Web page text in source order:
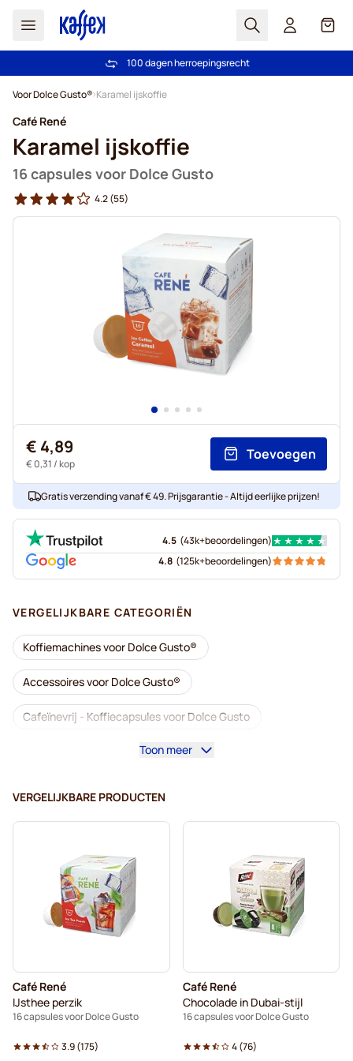
Zoek Cart
Gratis verzending vanaf € 49
100 dagen herroepingsrecht
Voor Dolce Gusto® Karamel ijskoffie
Café René
Karamel ijskoffie
16 capsules voor Dolce Gusto
4.2(55)
€ 4,89
€ 0,31 / kop
Toevoegen
Gratis verzending vanaf € 49. Prijsgarantie - Altijd eerlijke prijzen!
4.5 (43k+beoordelingen)
4.8 (125k+beoordelingen)
VERGELIJKBARE CATEGORIËN
Koffiemachines voor Dolce Gusto®
Accessoires voor Dolce Gusto®
Cafeïnevrij - Koffiecapsules voor Dolce Gusto
Ontkalken en onderhoud voor Dolce Gusto
Café René - Koffiecapsules voor Dolce Gusto
Caffè Borbone voor Dolce Gusto
Dolce Vita - Capsules voor Dolce Gusto
Capsules voor Dolce Gusto®
Voor Dolce Gusto® Nescafé Dolce Gusto capsules
Toon meer
VERGELIJKBARE PRODUCTEN
Café René
IJsthee perzik
16 capsules voor Dolce Gusto
3.9(175)
Café René
Chocolade in Dubai-stijl
16 capsules voor Dolce Gusto
4(76)